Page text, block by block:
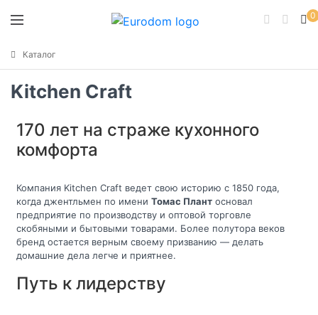
0
Каталог
Kitchen Craft
170 лет на страже кухонного
комфорта
Компания Kitchen Craft ведет свою историю с 1850 года,
когда джентльмен по имени Томас Плант основал
предприятие по производству и оптовой торговле
скобяными и бытовыми товарами. Более полутора веков
бренд остается верным своему призванию — делать
домашние дела легче и приятнее.
Путь к лидерству